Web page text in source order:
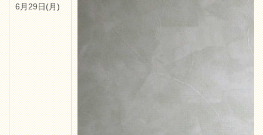
6月29日(月)